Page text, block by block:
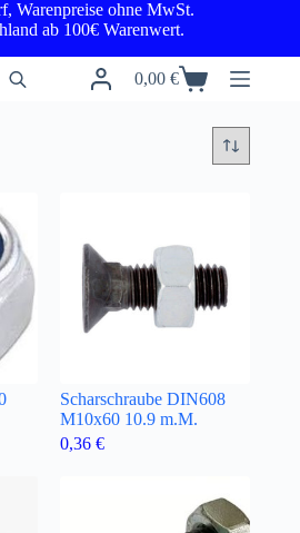
Warenpreise ohne MwSt.
ab 100€ Warenwert.
Warenkorb
0,00€
Scharschraube DIN608
M10x60 10.9 m.M.
0,36 €